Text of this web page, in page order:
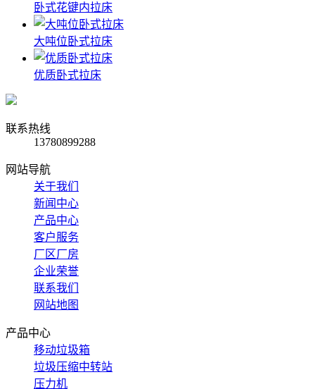
卧式花键内拉床
大吨位卧式拉床
优质卧式拉床
联系热线
13780899288
网站导航
关于我们
新闻中心
产品中心
客户服务
厂区厂房
企业荣誉
联系我们
网站地图
产品中心
移动垃圾箱
垃圾压缩中转站
压力机